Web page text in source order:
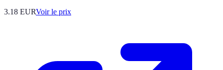
3.18 EURVoir le prix